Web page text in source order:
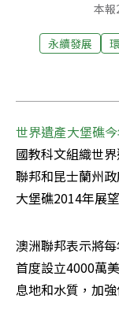
本報
永續發展
世界遺產大堡礁
國教科文組織世
聯邦和昆士蘭州
大堡礁2014年展
澳洲聯邦表示將
首度設立4000萬
息地和水質，加